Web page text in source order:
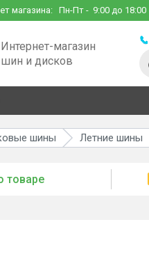
магазина: Пн-Пт - 9:00 до 18:00
Интернет-магазин
шин и дисков
шины Летние шины
товаре